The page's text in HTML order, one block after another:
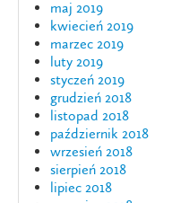
maj 2019
kwiecień 2019
marzec 2019
luty 2019
styczeń 2019
grudzień 2018
listopad 2018
październik 2018
wrzesień 2018
sierpień 2018
lipiec 2018